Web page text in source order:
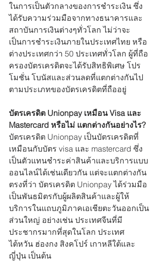
ในการเป็นตัวกลางของการชำระเงิน ซึ่ง
ได้รับความร่วมมือจากทางธนาคารและ
สถาบันการเงินต่างๆทั่วโลก ไม่ว่าจะ
เป็นการชำระเงินภายในประเทศไทย หรือ
ต่างประเทศกว่า 50 ประเทศทั่วโลก ผู้ที่ถือ
ครองบัตรเครดิตจะได้รับสิทธิพิเศษ โปร
โมชั่น โบนัสและส่วนลดที่แตกต่างกันไป
ตามประเภทของบัตรเครดิตที่ถืออยู่
บัตรเครดิต Unionpay เหมือน Visa และ
Mastercard หรือไม่ แตกต่างกันอย่างไร?
บัตรเครดิต Unionpay เป็นบัตรเครดิตที่
เหมือนกับบัตร visa และ mastercard ซึ่ง
เป็นตัวแทนชำระค่าสินค้าและบริการแบบ
ออนไลน์ได้เช่นเดียวกัน แต่จะแตกต่างกัน
ตรงที่ว่า บัตรเครดิต Unionpay ได้ร่วมมือ
เป็นพันธมิตรกับผู้ผลิตสินค้าและผู้ให้
บริการในแถบภูมิภาคเอเชียตะวันออกเป็น
ส่วนใหญ่ อย่างเช่น ประเทศจีนที่มี
ประชากรมากที่สุดในโลก ประเทศ
ไต้หวัน ฮ่องกง สิงคโปร์ เกาหลีใต้และ
ญี่ปุ่น เป็นต้น